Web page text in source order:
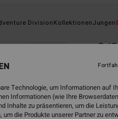
DivisionKollektionenJungen
3/
ECO-
€
Technologie, um Informationen auf
Informationen (wie Ihre
Inhalte zu präsentieren, um die
die Produkte unserer Partner zu